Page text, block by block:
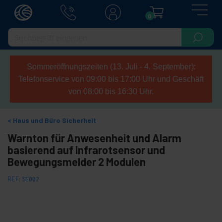
0
Sommeröffnungszeiten (13. Juli - 4. September):
Telefonservice von 09:00 bis 17:00 Uhr und Geschäft
von 08:00 bis 16:30 Uhr.
Haus und Büro Sicherheit
Warnton für Anwesenheit und Alarm
basierend auf Infrarotsensor und
Bewegungsmelder 2 Modulen
REF: SE002